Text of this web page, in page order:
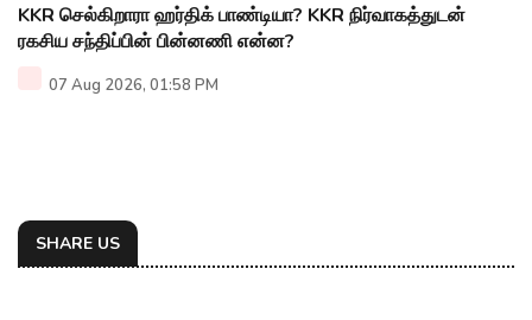
KKR செல்கிறாரா ஹர்திக் பாண்டியா? KKR நிர்வாகத்துடன்
ரகசிய சந்திப்பின் பின்னணி என்ன?
07 Aug 2026, 01:58 PM
SHARE US